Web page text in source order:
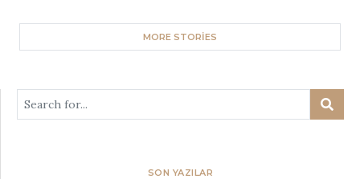
MORE STORIES
SON YAZILAR